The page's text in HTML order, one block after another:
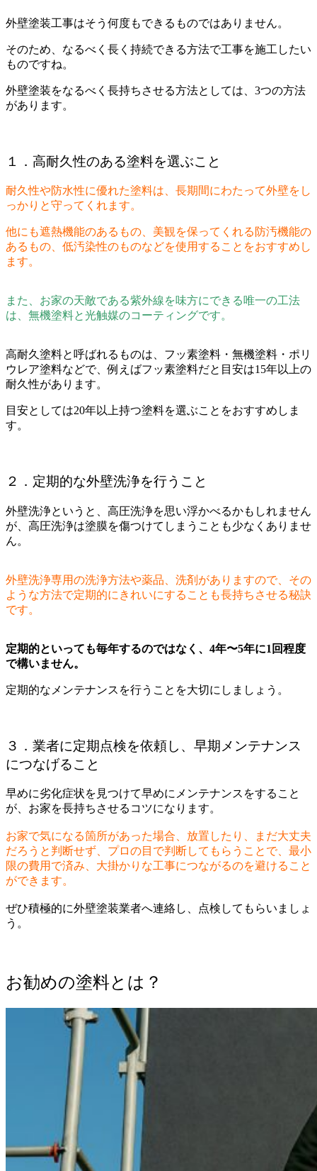
外壁塗装工事はそう何度もできるものではありません。
そのため、なるべく長く持続できる方法で工事を施工したい
ものですね。
外壁塗装をなるべく長持ちさせる方法としては、3つの方法
があります。
１．高耐久性のある塗料を選ぶこと
耐久性や防水性に優れた塗料は、長期間にわたって外壁をし
っかりと守ってくれます。
他にも遮熱機能のあるもの、美観を保ってくれる防汚機能の
あるもの、低汚染性のものなどを使用することをおすすめし
ます。
また、お家の天敵である紫外線を味方にできる唯一の工法
は、無機塗料と光触媒のコーティングです。
高耐久塗料と呼ばれるものは、フッ素塗料・無機塗料・ポリ
ウレア塗料などで、例えばフッ素塗料だと目安は15年以上の
耐久性があります。
目安としては20年以上持つ塗料を選ぶことをおすすめしま
す。
２．定期的な外壁洗浄を行うこと
外壁洗浄というと、高圧洗浄を思い浮かべるかもしれません
が、高圧洗浄は塗膜を傷つけてしまうことも少なくありませ
ん。
外壁洗浄専用の洗浄方法や薬品、洗剤がありますので、その
ような方法で定期的にきれいにすることも長持ちさせる秘訣
です。
定期的といっても毎年するのではなく、4年〜5年に1回程度
で構いません。
定期的なメンテナンスを行うことを大切にしましょう。
３．業者に定期点検を依頼し、早期メンテナンス
につなげること
早めに劣化症状を見つけて早めにメンテナンスをすること
が、お家を長持ちさせるコツになります。
お家で気になる箇所があった場合、放置したり、まだ大丈夫
だろうと判断せず、プロの目で判断してもらうことで、最小
限の費用で済み、大掛かりな工事につながるのを避けること
ができます。
ぜひ積極的に外壁塗装業者へ連絡し、点検してもらいましょ
う。
お勧めの塗料とは？